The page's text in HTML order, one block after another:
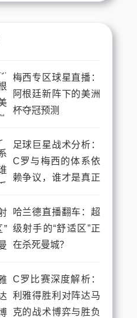
梅西专区球星直播：
阿根廷新阵下的美洲
杯夺冠预测
足球巨星战术分析：
C罗与梅西的体系依
赖争议，谁才是真正
哈兰德直播翻车：超
级射手的“舒适区”正
在杀死曼城？
C罗比赛深度解析：
利雅得胜利对阵达马
克的战术博弈与胜负